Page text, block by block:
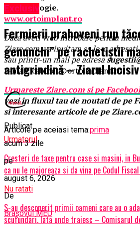
Stomatologie.
www.ortoimplant.ro
Daca aveti vreo intrebare pentru
Ziare.com, va invitam sa le-o
sau printr-un mail pe adresa
E-mail: cabinet@ortoimplant.ro
UrmaresteZiare.comsi pe
vezi in fluxul tau de noutati de pe
si interesante articole de pe
Articole pe aceiasi tema:prima
Urmatorul
Cresteri de taxe pentru case si masini, in
ca nu le majoreaza si da vina pe Codul
Nu ratati
S-au descoperit primii oameni care au o
scufundari. Iata unde traiesc – Comisarul
Exclusiv
Fermierii prahoveni rup
genunchi” pe rachetiștii
antigrindină – Ziarul
Publicat
acum 3 zile
pe
august 6, 2026
De
Brașovul MEU